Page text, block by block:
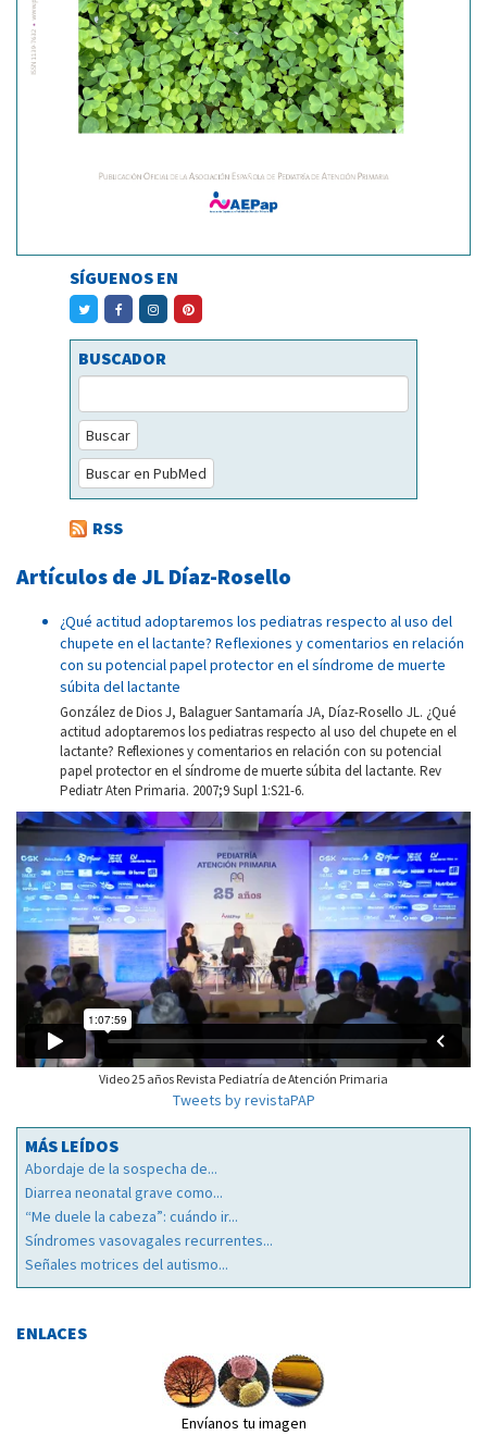
SÍGUENOS EN
BUSCADOR
Buscar
Buscar en PubMed
RSS
Artículos de JL Díaz-Rosello
¿Qué actitud adoptaremos los pediatras respecto al uso del
chupete en el lactante? Reflexiones y comentarios en relación
con su potencial papel protector en el síndrome de muerte
súbita del lactante
González de Dios J, Balaguer Santamaría JA, Díaz-Rosello JL. ¿Qué
actitud adoptaremos los pediatras respecto al uso del chupete en el
lactante? Reflexiones y comentarios en relación con su potencial
papel protector en el síndrome de muerte súbita del lactante. Rev
Pediatr Aten Primaria. 2007;9 Supl 1:S21-6.
Video 25 años Revista Pediatría de Atención Primaria
Tweets by revistaPAP
MÁS LEÍDOS
Abordaje de la sospecha de...
Diarrea neonatal grave como...
“Me duele la cabeza”: cuándo ir...
Síndromes vasovagales recurrentes...
Señales motrices del autismo...
ENLACES
Envíanos tu imagen